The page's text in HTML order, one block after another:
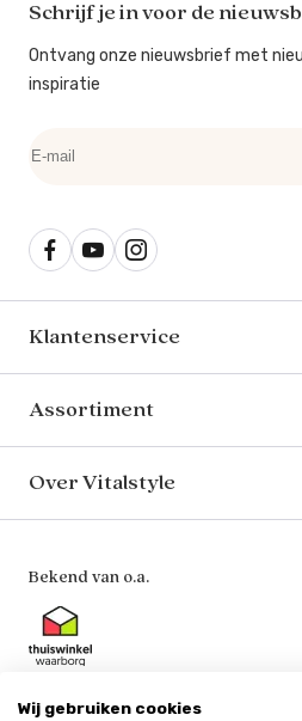
Schrijf je in voor de
Ontvang onze nieuwsbrief met
inspiratie
Klantenservice
Assortiment
Over Vitalstyle
Bekend van o.a.
Wij gebruiken cookies